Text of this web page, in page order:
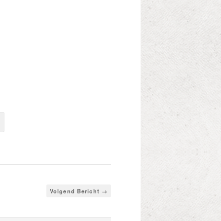
Volgend Bericht →